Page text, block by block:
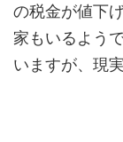
の税金が値下
家もいるよう
いますが、現